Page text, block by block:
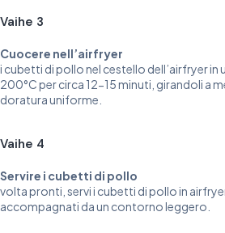
Vaihe 3
Cuocere
i cubetti di pollo nel cestello dell’airfryer in
200°C per circa 12-15 minuti, girandoli a
doratura uniforme.
Vaihe 4
Servire i
volta pronti, servi i cubetti di pollo in
accompagnati da un contorno leggero.